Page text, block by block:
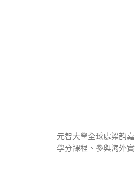
元智大學全球處梁韵
學分課程、參與海外